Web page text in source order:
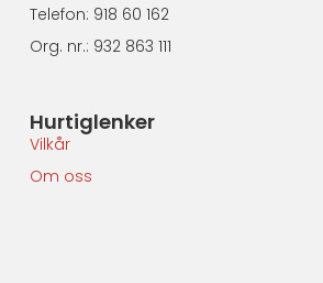
Hurtiglenker
Vilkår
Om oss
Telefon: 918 60 162
Org. nr.: 932 863 111